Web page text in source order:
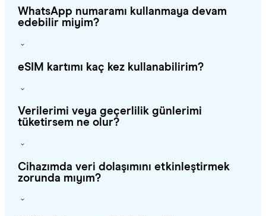
WhatsApp numaramı kullanmaya devam
edebilir miyim?
eSIM kartımı kaç kez kullanabilirim?
Verilerimi veya geçerlilik günlerimi
tüketirsem ne olur?
Cihazımda veri dolaşımını etkinleştirmek
zorunda mıyım?